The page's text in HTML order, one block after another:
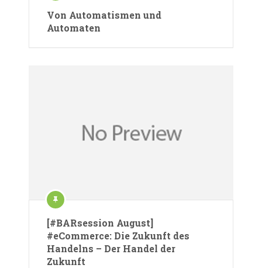
Von Automatismen und
Automaten
[#BARsession August]
#eCommerce: Die Zukunft des
Handelns – Der Handel der
Zukunft